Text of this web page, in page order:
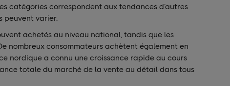
catégories correspondent aux tendances d’autres
peuvent varier.
achetés au niveau national, tandis que les
nombreux consommateurs achètent également en
nordique a connu une croissance rapide au cours
totale du marché de la vente au détail dans tous